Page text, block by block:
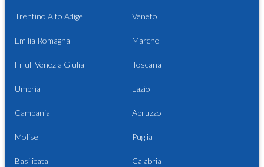
Trentino Alto Adige Veneto
Emilia Romagna Marche
Friuli Venezia Giulia Toscana
Umbria Lazio
Campania Abruzzo
Molise Puglia
Basilicata Calabria